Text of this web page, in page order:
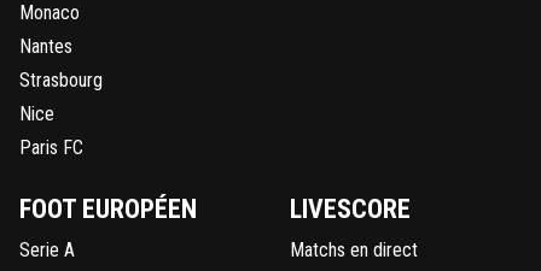
Monaco
Nantes
Strasbourg
Nice
Paris FC
FOOT EUROPÉEN
Serie A
LIVESCORE
Matchs en direct